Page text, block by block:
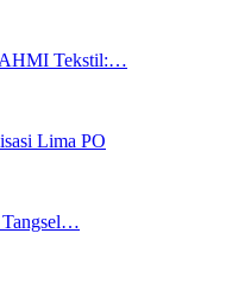
Tekstil:…
Lima PO
Tangsel…